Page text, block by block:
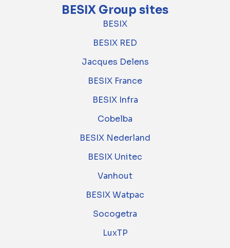
BESIX Group sites
BESIX
BESIX RED
Jacques Delens
BESIX France
BESIX Infra
Cobelba
BESIX Nederland
BESIX Unitec
Vanhout
BESIX Watpac
Socogetra
LuxTP